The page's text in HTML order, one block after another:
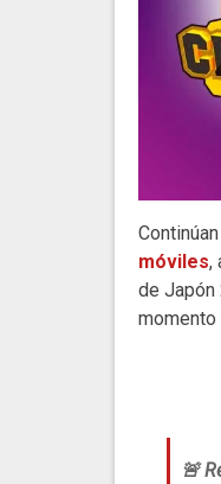
móviles,
de Japón
momento
🚨